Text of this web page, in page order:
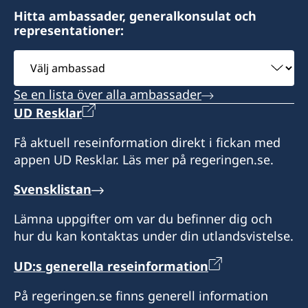
Visits to the Honorary Consulate are by
appointment only. The Honorary Consulate
General of Sweden is generally open Monday
through Friday and visiting hours are from 10 -
12.
Phone +359 898 793336 (Mon.-Fr., 9.00-17.00) or
sofia.swecons@consulateofsweden.eu.
Hitta ambassader, generalkonsulat och
representationer:
Välj
ambassad
Se en lista över alla ambassader
UD Resklar
Få aktuell reseinformation direkt i fickan med
appen UD Resklar. Läs mer på regeringen.se.
Svensklistan
Lämna uppgifter om var du befinner dig och
hur du kan kontaktas under din utlandsvistelse.
UD:s generella reseinformation
På regeringen.se finns generell information